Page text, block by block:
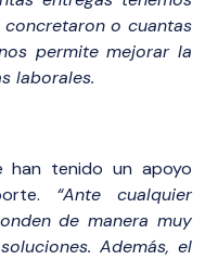
o cuantas
permite mejorar la
laborales.
han tenido un apoyo
“Ante cualquier
de manera muy
Además, el